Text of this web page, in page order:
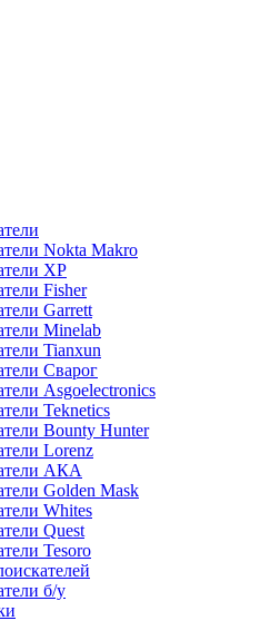
Nokta Makro
XP
Fisher
Garrett
Minelab
Tianxun
Сварог
Asgoelectronics
Teknetics
Bounty Hunter
Lorenz
АКА
Golden Mask
Whites
Quest
Tesoro
б/у